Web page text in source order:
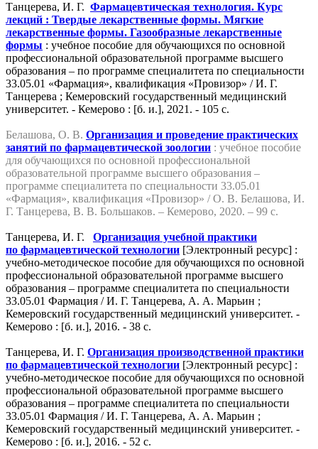
Танцерева, И. Г. Фармацевтическая технология. Курс
лекций : Твердые лекарственные формы. Мягкие
лекарственные формы. Газообразные лекарственные
формы : учебное пособие для обучающихся по основной
профессиональной образовательной программе высшего
образования – по программе специалитета по специальности
33.05.01 «Фармация», квалификация «Провизор» / И. Г.
Танцерева ; Кемеровский государственный медицинский
университет. - Кемерово : [б. и.], 2021. - 105 с.
Белашова, О. В. Организация и проведение практических
занятий по фармацевтической зоологии : учебное пособие
для обучающихся по основной профессиональной
образовательной программе высшего образования –
программе специалитета по специальности 33.05.01
«Фармация», квалификация «Провизор» / О. В. Белашова, И.
Г. Танцерева, В. В. Большаков. – Кемерово, 2020. – 99 с.
Танцерева, И. Г. Организация учебной практики
по фармацевтической технологии [Электронный ресурс] :
учебно-методическое пособие для обучающихся по основной
профессиональной образовательной программе высшего
образования – программе специалитета по специальности
33.05.01 Фармация / И. Г. Танцерева, А. А. Марьин ;
Кемеровский государственный медицинский университет. -
Кемерово : [б. и.], 2016. - 38 с.
Танцерева, И. Г. Организация производственной практики
по фармацевтической технологии [Электронный ресурс] :
учебно-методическое пособие для обучающихся по основной
профессиональной образовательной программе высшего
образования – программе специалитета по специальности
33.05.01 Фармация / И. Г. Танцерева, А. А. Марьин ;
Кемеровский государственный медицинский университет. -
Кемерово : [б. и.], 2016. - 52 с.